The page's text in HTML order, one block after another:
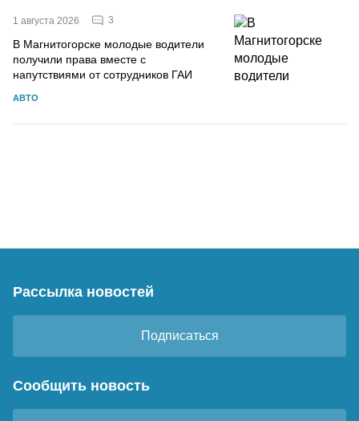
1 августа 2026 3
В Магнитогорске молодые водители
получили права вместе с
напутствиями от сотрудников ГАИ
АВТО
Рассылка новостей
Подписаться
Сообщить новость